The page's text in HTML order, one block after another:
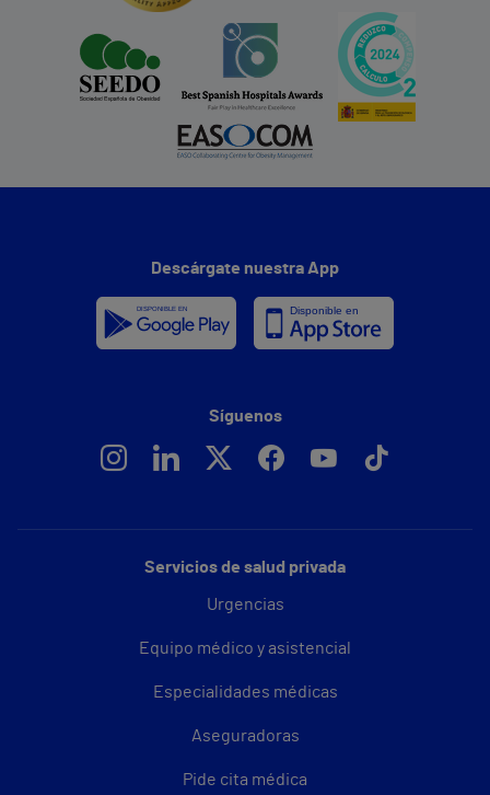
Servicios de salud privada
Urgencias
Equipo médico y asistencial
Especialidades médicas
Aseguradoras
Pide cita médica
Descárgate nuestra App
Síguenos